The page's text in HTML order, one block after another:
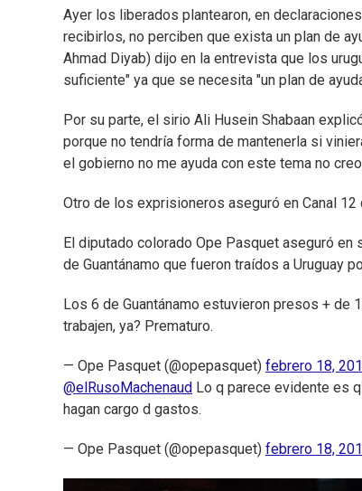
Ayer los liberados plantearon, en
recibirlos, no perciben que exista un plan de
Ahmad Diyab) dijo en la entrevista que los
suficiente" ya que se necesita "un plan de
Por su parte, el sirio Ali Husein Shabaan
porque no tendría forma de mantenerla si
el gobierno no me ayuda con este tema no
Otro de los exprisioneros aseguró en Canal
El diputado colorado Ope Pasquet aseguró
de Guantánamo que fueron traídos a Uruguay
Los 6 de Guantánamo estuvieron presos +
trabajen, ya? Prematuro.
— Ope Pasquet (@opepasquet) febrero 18,
@elRusoMachenaud Lo q parece evidente es
hagan cargo d gastos.
— Ope Pasquet (@opepasquet) febrero 18,